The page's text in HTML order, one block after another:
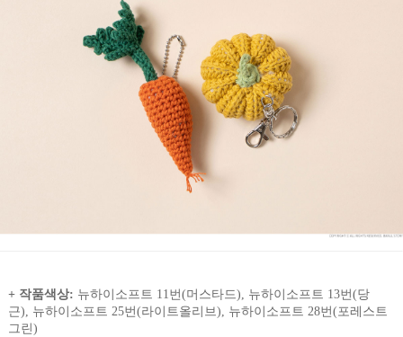
+ 작품색상: 뉴하이소프트 11번(머스타드), 뉴하이소프트 13번(당
근), 뉴하이소프트 25번(라이트올리브), 뉴하이소프트 28번(포레스트
그린)